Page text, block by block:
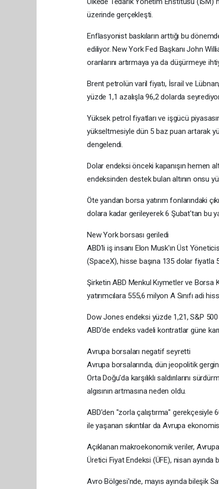
üzerinde gerçekleşti.
Enflasyonist baskıların arttığı bu
ediliyor. New York Fed Başkanı John
oranlarını artırmaya ya da düşürmeye
Brent petrolün varil fiyatı, İsrail ve
yüzde 1,1 azalışla 96,2 dolarda
Yüksek petrol fiyatları ve işgücü
yükseltmesiyle dün 5 baz puan artarak
dengelendi.
Dolar endeksi önceki kapanışın hemen
endeksinden destek bulan altının onsu
Öte yandan borsa yatırım fonlarındaki
dolara kadar gerileyerek 6 Şubat'tan bu
New York borsası geriledi
ABD'li iş insanı Elon Musk'ın Üst
(SpaceX), hisse başına 135 dolar fiyatla
Şirketin ABD Menkul Kıymetler ve
yatırımcılara 555,6 milyon A Sınıfı adi
Dow Jones endeksi yüzde 1,21, S&P
ABD'de endeks vadeli kontratlar güne
Avrupa borsaları negatif seyretti
Avrupa borsalarında, dün jeopolitik
Orta Doğu'da karşılıklı saldırılarını
algısının artmasına neden oldu.
ABD'den "zorla çalıştırma" gerekçesiyle
ile yaşanan sıkıntılar da Avrupa
Açıklanan makroekonomik veriler,
Üretici Fiyat Endeksi (ÜFE), nisan ayında
Avro Bölgesi'nde, mayıs ayında bileşik